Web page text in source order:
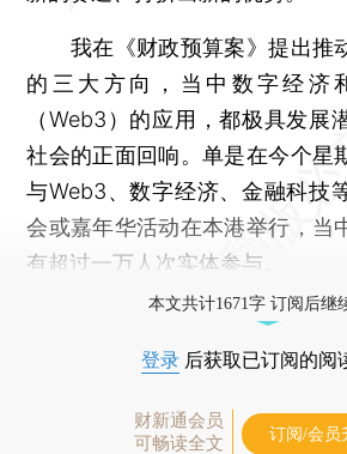
我在《财政预算案》提出推
的三大方向，当中数字经济
（Web3）的应用，都极具发展
社会的正面回响。单是在今个星
与Web3、数字经济、金融科技
会或嘉年华活动在本港举行，当
有超过一万人次实体参与。
本文共计1671字 订阅后继
登录 后获取已订阅的阅
财新通会员
可畅读全文
订阅/会员